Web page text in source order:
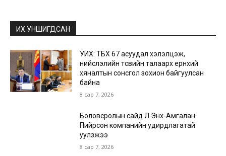
ИХ УНШИГДСАН
УИХ: ТБХ 67 асуудал хэлэлцэж,
нийслэлийн төсвийн талаарх ерөнхий
хяналтын сонсгол зохион байгуулсан
байна
8 сар 7, 2026
Боловсролын сайд Л.Энх-Амгалан
Пийрсон компанийн удирдлагатай
уулзжээ
8 сар 7, 2026